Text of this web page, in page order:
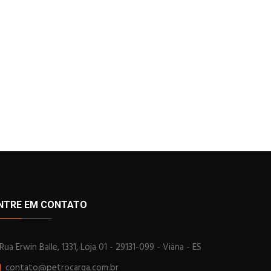
EM CONTATO
Rua Erwin Balle, 1331, Loja 01 - 29131-099 - Viana - ES
contato@petrocarga.com.br